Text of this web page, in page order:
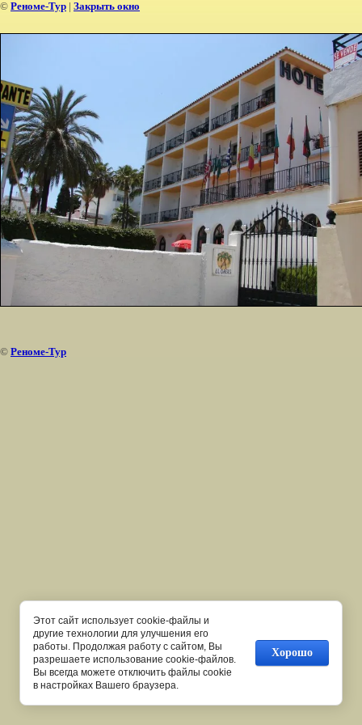
© Реноме-Тур | Закрыть окно
© Реноме-Тур
Этот сайт использует cookie-файлы и
другие технологии для улучшения его
работы. Продолжая работу с сайтом, Вы
разрешаете использование cookie-файлов.
Вы всегда можете отключить файлы cookie
в настройках Вашего браузера.
Хорошо